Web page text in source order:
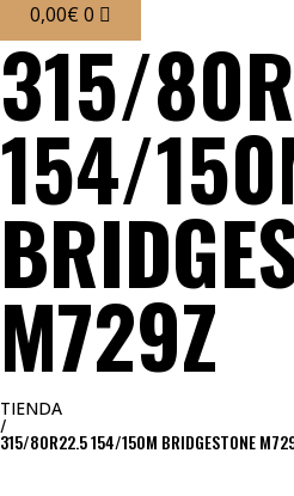
0,00€ 0
315/
154/
M729Z
TIENDA
/
315/80R22.5 154/150M BRIDGESTONE